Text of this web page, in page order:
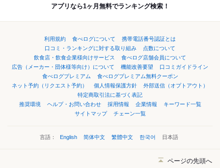
アプリなら1ヶ月無料でランキング検索！
利用規約 食べログについて
携帯電話番号認証とは
口コミ・ランキングに対する取り組み
点数について
飲食店・飲食企業様向けサービス
食べログ店舗会員について
広告（メーカー・団体様等向け）について
機能改善要望
口コミガイドライン
食べログプレミアム
食べログプレミアム無料クーポン
ネット予約（リクエスト予約）
個人情報保護方針
外部送信（オプトアウト）
特定商取引法に基づく表記
推奨環境
ヘルプ・お問い合わせ 採用情報 企業情報
キーワード一覧
サイトマップ
チェーン一覧
言語： English 简体中文 繁體中文 한국어 日本語
ページの先頭へ